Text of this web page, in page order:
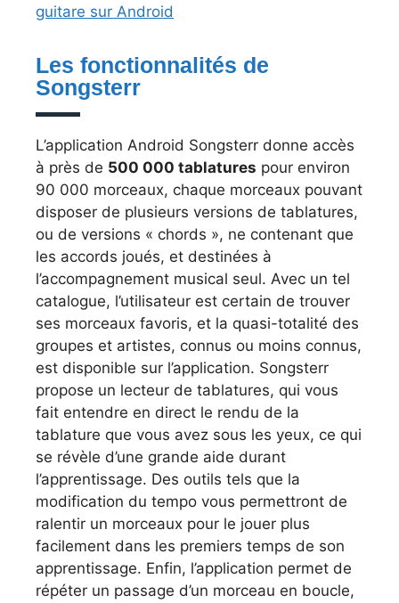
guitare sur Android
Les fonctionnalités de
Songsterr
L’application Android Songsterr donne accès
à près de 500 000 tablatures pour environ
90 000 morceaux, chaque morceaux pouvant
disposer de plusieurs versions de tablatures,
ou de versions « chords », ne contenant que
les accords joués, et destinées à
l’accompagnement musical seul. Avec un tel
catalogue, l’utilisateur est certain de trouver
ses morceaux favoris, et la quasi-totalité des
groupes et artistes, connus ou moins connus,
est disponible sur l’application. Songsterr
propose un lecteur de tablatures, qui vous
fait entendre en direct le rendu de la
tablature que vous avez sous les yeux, ce qui
se révèle d’une grande aide durant
l’apprentissage. Des outils tels que la
modification du tempo vous permettront de
ralentir un morceaux pour le jouer plus
facilement dans les premiers temps de son
apprentissage. Enfin, l’application permet de
répéter un passage d’un morceau en boucle,